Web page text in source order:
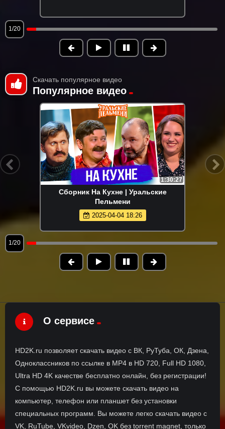
1/20
Скачать популярное видео
Популярное видео
1:30:27
Сборник На Кухне | Уральские
Пельмени
2025-04-04 18:26
1/20
О сервисе
HD2K.ru позволяет скачать видео с ВК, РуТуба, ОК, Дзена,
Одноклассников по ссылке в MP4 в HD 720, Full HD 1080,
Ultra HD 4K качестве бесплатно онлайн, без регистрации!
С помощью HD2K.ru вы можете скачать видео на
компьютер, телефон или планшет без установки
специальных программ. Вы можете легко скачать видео с
VK, RuTube, VKvideo, Dzen, OK без torrent magnet, только